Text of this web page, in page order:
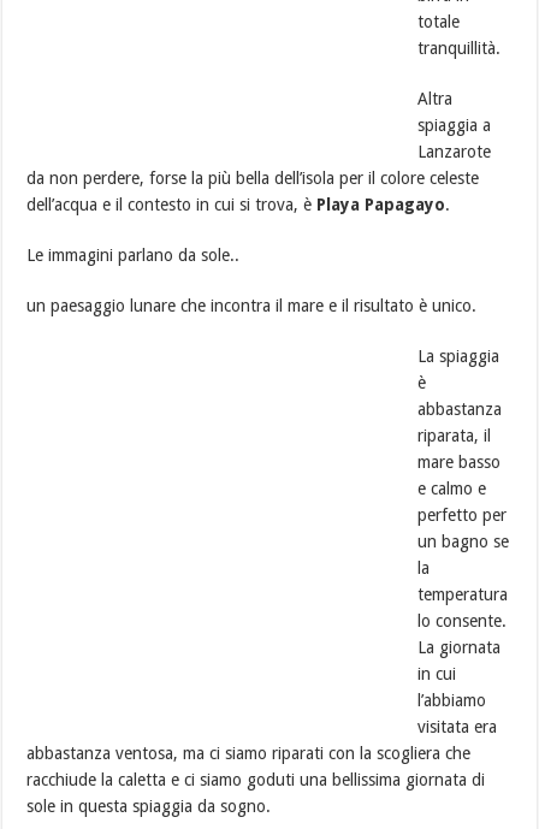
totale
tranquillità.
Altra
spiaggia a
Lanzarote
da non perdere, forse la più bella dell’isola per il colore celeste
dell’acqua e il contesto in cui si trova, è Playa Papagayo.
Le immagini parlano da sole..
un paesaggio lunare che incontra il mare e il risultato è unico.
La spiaggia
è
abbastanza
riparata, il
mare basso
e calmo e
perfetto per
un bagno se
la
temperatura
lo consente.
La giornata
in cui
l’abbiamo
visitata era
abbastanza ventosa, ma ci siamo riparati con la scogliera che
racchiude la caletta e ci siamo goduti una bellissima giornata di
sole in questa spiaggia da sogno.